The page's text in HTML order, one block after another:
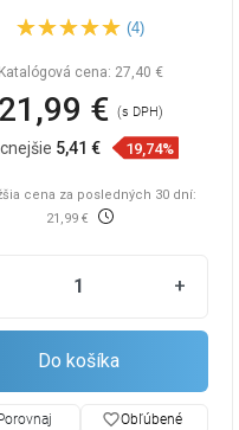
odtok 80 cm, čierny -
(4)
Katalógová cena: 27,40 €
21,99 € (s DPH)
5,41 € 19,74%
cena za posledných 30 dní:
21,99 €
+
Do košíka
favorite_borderObľúbené